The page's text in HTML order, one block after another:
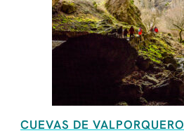
CUEVAS DE VALPORQUERO